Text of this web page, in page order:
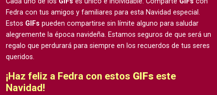
Fedra con tus amigos y familiares para esta Navidad especial.
Estos GIFs pueden compartirse sin límite alguno para saludar
alegremente la época navideña. Estamos seguros de que será un
regalo que perdurará para siempre en los recuerdos de tus seres
queridos.
¡Haz feliz a Fedra con estos GIFs este
Navidad!